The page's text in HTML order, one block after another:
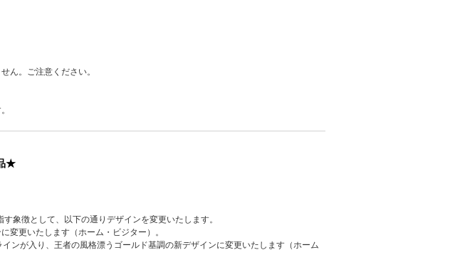
ん。ご注意ください。
★
象徴として、以下の通りデザインを変更いたします。
変更いたします（ホーム・ビジター）。
ンが入り、王者の風格漂うゴールド基調の新デザインに変更いたします（ホーム